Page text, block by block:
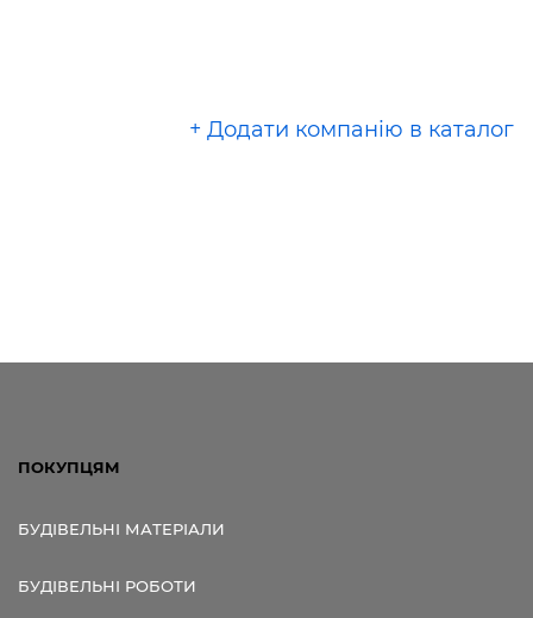
+ Додати компанію в каталог
ПОКУПЦЯМ
БУДІВЕЛЬНІ МАТЕРІАЛИ
БУДІВЕЛЬНІ РОБОТИ